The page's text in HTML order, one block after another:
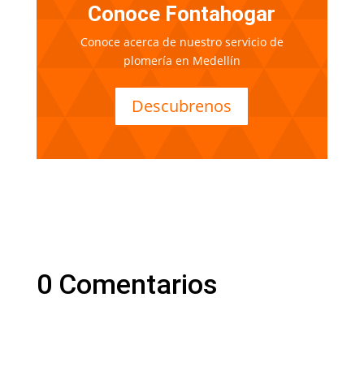
Conoce Fontahogar
Conoce acerca de nuestro servicio de
plomería en Medellín
Descubrenos
0 Comentarios